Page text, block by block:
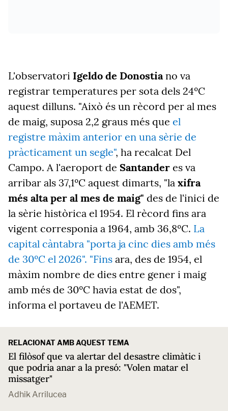
L'observatori Igeldo de Donostiano va
registrar temperatures per sota dels 24ºC
aquest dilluns. "Això és un rècord per al mes
de maig, suposa 2,2 graus més que el
registre màxim anterior en una sèrie de
pràcticament un segle", ha recalcat Del
Campo. A l'aeroport de Santander es va
arribar als 37,1ºC aquest dimarts, "la xifra
més alta per al mes de maig" des de l'inici de
la sèrie històrica el 1954. El rècord fins ara
vigent corresponia a 1964, amb 36,8ºC. La
capital càntabra "porta ja cinc dies amb més
de 30ºC el 2026". "Fins ara, des de 1954, el
màxim nombre de dies entre gener i maig
amb més de 30ºC havia estat de dos",
informa el portaveu de l'AEMET.
RELACIONAT AMB AQUEST TEMA
El filòsof que va alertar del desastre climàtic i
que podria anar a la presó: "Volen matar el
missatger"
Adhik Arrilucea